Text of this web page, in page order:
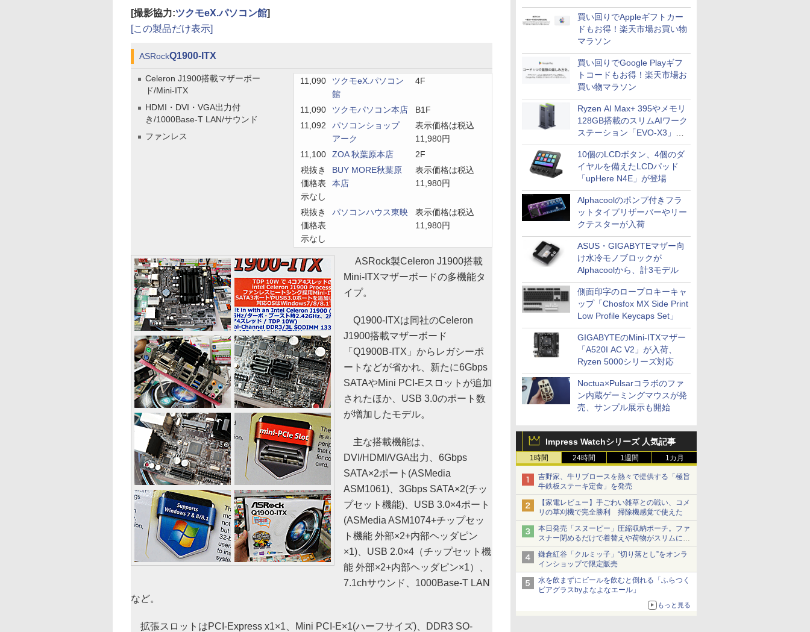
買い回りでAppleギフトカー
ドもお得！楽天市場お買い物
マラソン
買い回りでGoogle Playギフ
トコードもお得！楽天市場お
買い物マラソン
Ryzen AI Max+ 395やメモリ
128GB搭載のスリムAIワーク
ステーション「EVO-X3」が
GMKtecから
10個のLCDボタン、4個のダ
イヤルを備えたLCDパッド
「upHere N4E」が登場
Alphacoolのポンプ付きフラ
ットタイプリザーバーやリー
クテスターが入荷
ASUS・GIGABYTEマザー向
け水冷モノブロックが
Alphacoolから、計3モデル
側面印字のロープロキーキャ
ップ「Chosfox MX Side Print
Low Profile Keycaps Set」
GIGABYTEのMini-ITXマザー
「A520I AC V2」が入荷、
Ryzen 5000シリーズ対応
Noctua×Pulsarコラボのファ
ン内蔵ゲーミングマウスが発
売、サンプル展示も開始
Impress Watchシリーズ 人気記事
1時間 24時間 1週間 1カ月
吉野家、牛リブロースを熱々で提供する「極旨
牛鉄板ステーキ定食」を発売
【家電レビュー】手ごわい雑草との戦い、コメ
リの草刈機で完全勝利 掃除機感覚で使えた
本日発売「スヌーピー」圧縮収納ポーチ。ファ
スナー閉めるだけで着替えや荷物がスリムにま
とまる
鎌倉紅谷「クルミッ子」“切り落とし”をオンラ
インショップで限定販売
水を飲まずにビールを飲むと倒れる「ふらつく
ビアグラスbyよなよなエール」
もっと見る
[撮影協力:ツクモeX.パソコン館]
[この製品だけ表示]
ASRockQ1900-ITX
Celeron J1900搭載マザーボー
ド/Mini-ITX
HDMI・DVI・VGA出力付
き/1000Base-T LAN/サウンド
ファンレス
11,090
ツクモeX.パソコン
館
4F
11,090 ツクモパソコン本店
B1F
11,092
パソコンショップ
アーク
表示価格は税込
11,980円
11,100
ZOA 秋葉原本店
2F
税抜き
価格表
示なし
BUY MORE秋葉原
本店
表示価格は税込
11,980円
税抜き
価格表
示なし
パソコンハウス東映
表示価格は税込
11,980円
ASRock製Celeron J1900搭載
Mini-ITXマザーボードの多機能タ
イプ。
Q1900-ITXは同社のCeleron
J1900搭載マザーボード
「Q1900B-ITX」からレガシーポ
ートなどが省かれ、新たに6Gbps
SATAやMini PCI-Eスロットが追加
されたほか、USB 3.0のポート数
が増加したモデル。
主な搭載機能は、
DVI/HDMI/VGA出力、6Gbps
SATA×2ポート(ASMedia
ASM1061)、3Gbps SATA×2(チッ
プセット機能)、USB 3.0×4ポート
(ASMedia ASM1074+チップセッ
ト機能 外部×2+内部ヘッダピン
×1)、USB 2.0×4（チップセット機
能 外部×2+内部ヘッダピン×1）、
7.1chサウンド、1000Base-T LAN
など。
拡張スロットはPCI-Express x1×1、Mini PCI-E×1(ハーフサイズ)、DDR3 SO-